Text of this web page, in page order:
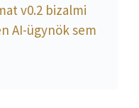
v0.2 bizalmi
AI-ügynök sem